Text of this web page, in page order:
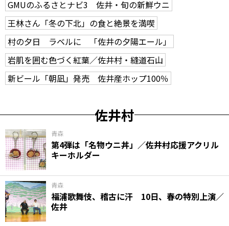
GMUのふるさとナビ3 佐井・旬の新鮮ウニ
王林さん「冬の下北」の食と絶景を満喫
村の夕日 ラベルに 「佐井の夕陽エール」
岩肌を囲む色づく紅葉／佐井村・縫道石山
新ビール「朝凪」発売 佐井産ホップ100％
佐井村
青森
第4弾は「名物ウニ丼」／佐井村応援アクリル
キーホルダー
青森
福浦歌舞伎、稽古に汗 10日、春の特別上演／
佐井